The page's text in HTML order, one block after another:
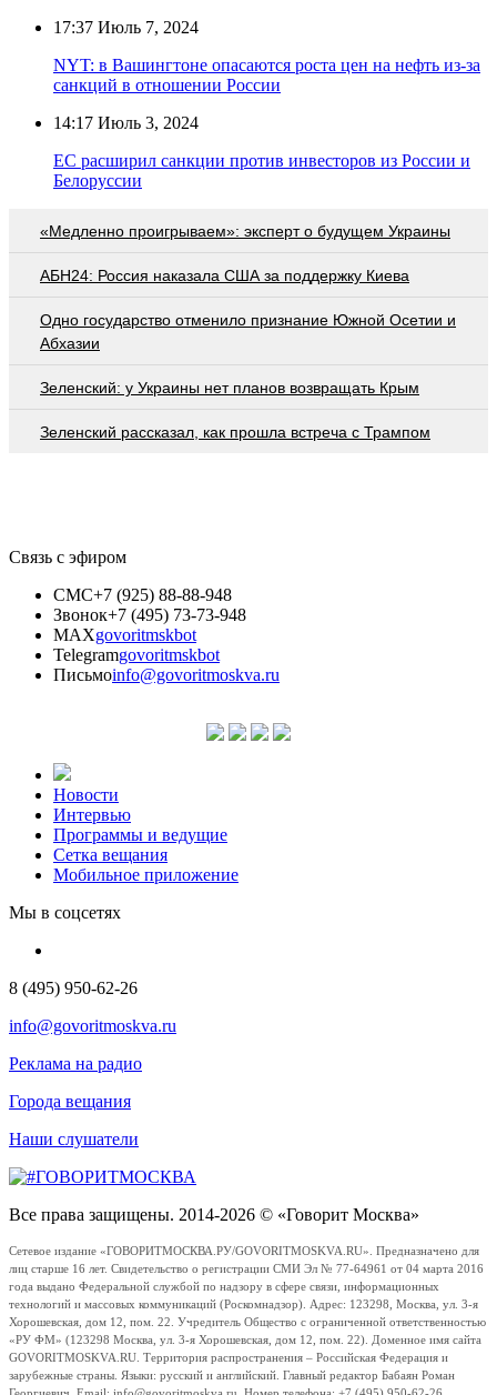
17:37 Июль 7, 2024
NYT: в Вашингтоне опасаются роста цен на нефть из-за
санкций в отношении России
14:17 Июль 3, 2024
ЕС расширил санкции против инвесторов из России и
Белоруссии
«Медленно проигрываем»: эксперт о будущем Украины
АБН24: Россия наказала США за поддержку Киева
Одно государство отменило признание Южной Осетии и
Абхазии
Зеленский: у Украины нет планов возвращать Крым
Зеленский рассказал, как прошла встреча с Трампом
Связь с эфиром
СМС+7 (925) 88-88-948
Звонок+7 (495) 73-73-948
MAXgovoritmskbot
Telegramgovoritmskbot
Письмоinfo@govoritmoskva.ru
Новости
Интервью
Программы и ведущие
Сетка вещания
Мобильное приложение
Мы в соцсетях
8 (495) 950-62-26
info@govoritmoskva.ru
Реклама на радио
Города вещания
Наши слушатели
Все права защищены. 2014-2026 © «Говорит Москва»
Сетевое издание «ГОВОРИТМОСКВА.РУ/GOVORITMOSKVA.RU». Предназначено для
лиц старше 16 лет. Свидетельство о регистрации СМИ Эл № 77-64961 от 04 марта 2016
года выдано Федеральной службой по надзору в сфере связи, информационных
технологий и массовых коммуникаций (Роскомнадзор). Адрес: 123298, Москва, ул. 3-я
Хорошевская, дом 12, пом. 22. Учредитель Общество с ограниченной ответственностью
«РУ ФМ» (123298 Москва, ул. 3-я Хорошевская, дом 12, пом. 22). Доменное имя сайта
GOVORITMOSKVA.RU. Территория распространения – Российская Федерация и
зарубежные страны. Языки: русский и английский. Главный редактор Бабаян Роман